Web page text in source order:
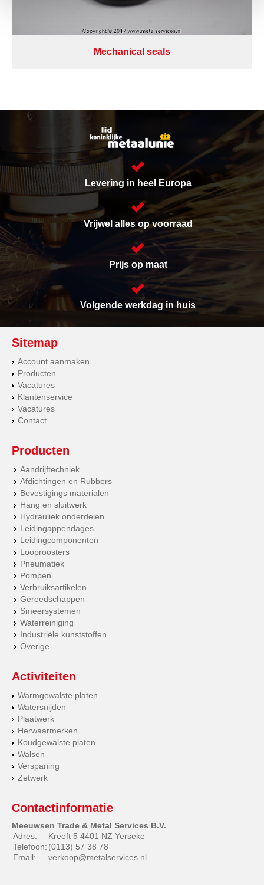
Mechanical seals
Levering in heel Europa
Vrijwel alles op voorraad
Prijs op maat
Volgende werkdag in huis
Sitemap
Account aanmaken
Producten
Vacatures
Klantenservice
Vacatures
Contact
Producten
Aandrijftechniek
Afdichtingen en Rubbers
Bevestigings materialen
Hang en sluitwerk
Hydrauliek onderdelen
Leidingappendages
Leidingcomponenten
Looproosters
Pneumatiek
Pompen
Verbruiksartikelen
Gereedschappen
Smeersystemen
Waterreiniging
Industriële kunststoffen
Overige
Activiteiten
Warmgewalste platen
Watersnijden
Plaatwerk
Herwaarmerken
Koudgewalste platen
Walsen
Verspaning
Zetwerk
Contactinformatie
Meeuwsen Trade & Metal Services B.V.
Adres:
Kreeft 5 4401 NZ Yerseke
Telefoon: (0113) 57 38 78
Email:
verkoop@metalservices.nl